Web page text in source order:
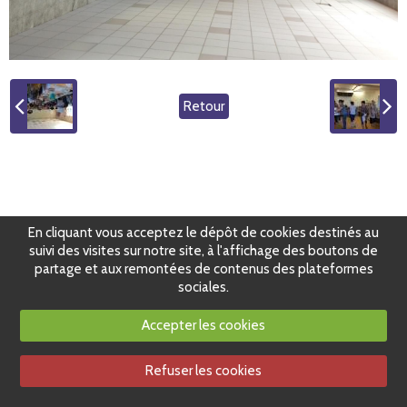
Retour
En cliquant vous acceptez le dépôt de cookies destinés au
suivi des visites sur notre site, à l'affichage des boutons de
partage et aux remontées de contenus des plateformes
sociales.
Accepter les cookies
Refuser les cookies